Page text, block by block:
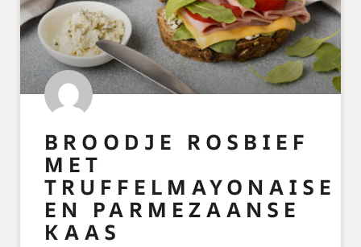
BROODJE ROSBIEF
MET
TRUFFELMAYONAISE
EN PARMEZAANSE
KAAS